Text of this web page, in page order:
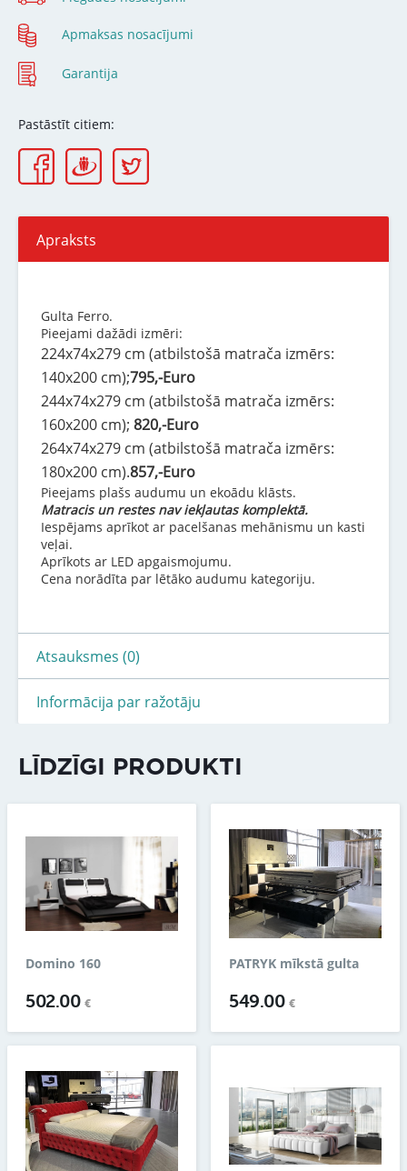
Apmaksas nosacījumi
Garantija
Pastāstīt citiem:
Apraksts
Gulta Ferro.
Pieejami dažādi izmēri:
224x74x279 cm (atbilstošā matrača izmērs:
140x200 cm);795,-Euro
244x74x279 cm (atbilstošā matrača izmērs:
160x200 cm); 820,-Euro
264x74x279 cm (atbilstošā matrača izmērs:
180x200 cm).857,-Euro
Pieejams plašs audumu un ekoādu klāsts.
Matracis un restes nav iekļautas komplektā.
Iespējams aprīkot ar pacelšanas mehānismu un kasti
veļai.
Aprīkots ar LED apgaismojumu.
Cena norādīta par lētāko audumu kategoriju.
Atsauksmes (0)
Informācija par ražotāju
LĪDZĪGI PRODUKTI
Domino 160
502.00€
PATRYK mīkstā gulta
549.00€